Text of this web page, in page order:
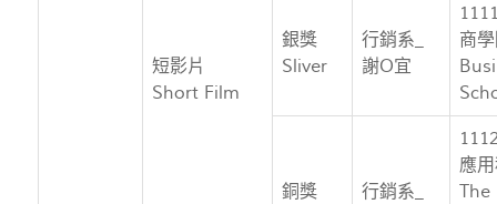
短影片
Short Film
銀獎
Sliver
行銷系_
謝O宜
商
銅獎
行銷系_
應
The